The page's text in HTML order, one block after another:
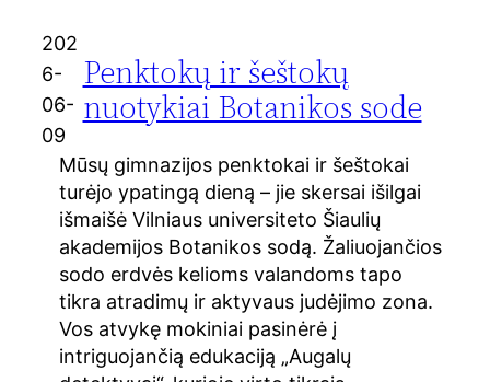
202
6-
06-
09
Penktokų ir šeštokų
nuotykiai Botanikos sode
Mūsų gimnazijos penktokai ir šeštokai
turėjo ypatingą dieną – jie skersai išilgai
išmaišė Vilniaus universiteto Šiaulių
akademijos Botanikos sodą. Žaliuojančios
sodo erdvės kelioms valandoms tapo
tikra atradimų ir aktyvaus judėjimo zona.
Vos atvykę mokiniai pasinėrė į
intriguojančią edukaciją „Augalų